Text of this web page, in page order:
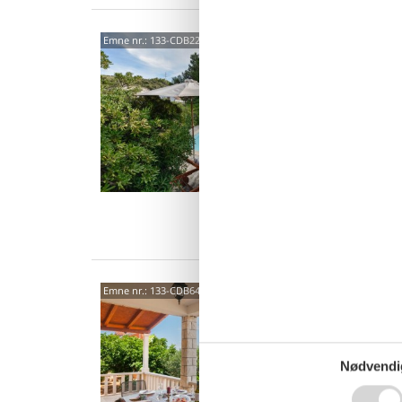
Emne nr.: 133-CDB229
Emne nr.: 133-CDB641
Tilbring
dette
venter
7